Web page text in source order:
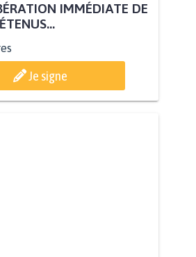
IMMÉDIATE DE
Je signe